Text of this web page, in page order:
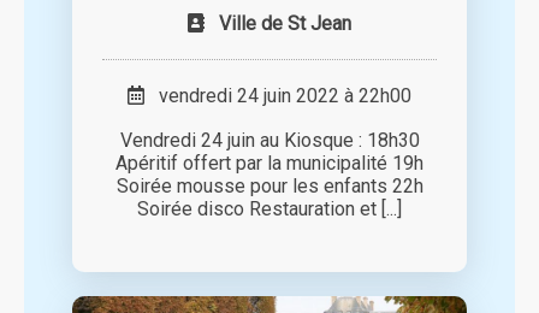
Ville de St Jean
vendredi 24 juin 2022 à 22h00
Vendredi 24 juin au Kiosque : 18h30
Apéritif offert par la municipalité 19h
Soirée mousse pour les enfants 22h
Soirée disco Restauration et [...]